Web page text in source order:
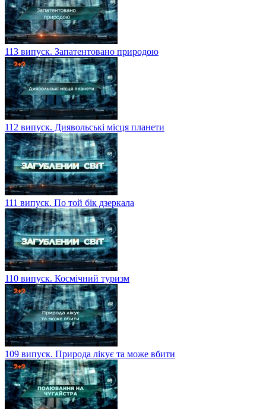
113 випуск. Запатентовано природою
112 випуск. Диявольські місця планети
111 випуск. По той бік дзеркала
110 випуск. Космічний туризм
109 випуск. Природа лікує та може вбити